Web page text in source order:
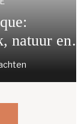
natuur en